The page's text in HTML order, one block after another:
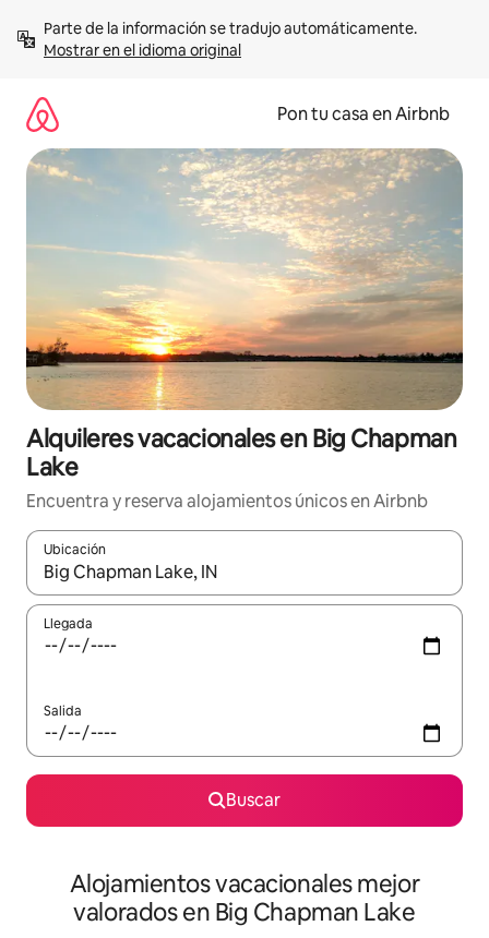
contenidoMostrar en el idioma original
Pon tu casa en Airbnb
Alquileres vacacionales en Big Chapman
Lake
Encuentra y reserva alojamientos únicos en Airbnb
Ubicación
Cuando los resultados estén disponibles, navega con las
Llegada
Salida
Buscar
Alojamientos vacacionales mejor
valorados en Big Chapman Lake